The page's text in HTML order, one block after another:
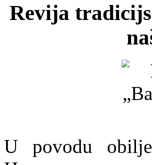
Revija
U povodu